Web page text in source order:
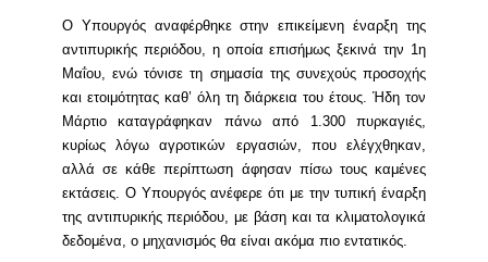
Ο Υπουργός αναφέρθηκε στην επικείμενη έναρξη της
αντιπυρικής περιόδου, η οποία επισήμως ξεκινά την 1η
Μαΐου, ενώ τόνισε τη σημασία της συνεχούς προσοχής
και ετοιμότητας καθ’ όλη τη διάρκεια του έτους. Ήδη τον
Μάρτιο καταγράφηκαν πάνω από 1.300 πυρκαγιές,
κυρίως λόγω αγροτικών εργασιών, που ελέγχθηκαν,
αλλά σε κάθε περίπτωση άφησαν πίσω τους καμένες
εκτάσεις. Ο Υπουργός ανέφερε ότι με την τυπική έναρξη
της αντιπυρικής περιόδου, με βάση και τα κλιματολογικά
δεδομένα, ο μηχανισμός θα είναι ακόμα πιο εντατικός.